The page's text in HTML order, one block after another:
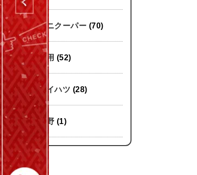
ミニクーパー (70)
汎用 (52)
ダイハツ (28)
日野 (1)